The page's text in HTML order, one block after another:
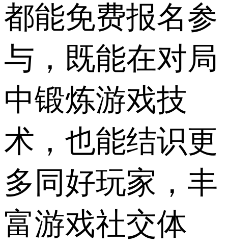
都能免费报名参
与，既能在对局
中锻炼游戏技
术，也能结识更
多同好玩家，丰
富游戏社交体